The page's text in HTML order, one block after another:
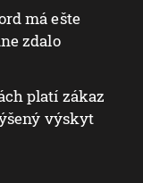
má ešte
zdalo
platí zákaz
výskyt